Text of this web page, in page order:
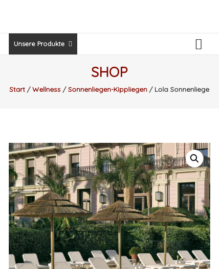
Unsere Produkte
SHOP
Start /Wellness /Sonnenliegen-Kippliegen / Lola Sonnenliege